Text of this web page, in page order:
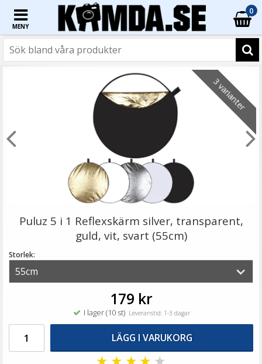
MENY
0
JJC GC-2 Gråkort 8.5x5.4cm
LÄGG I VARUKORG
3 varianter
Puluz 5 i 1 Reflexskärm silver, transparent,
guld, vit, svart (55cm)
Storlek:
179 kr
I lager (10 st)Leveranstid: 1-3 dagar
LÄGG I VARUKORG